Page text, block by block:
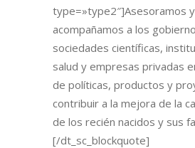
type=»type2″]Asesoramos y
acompañamos a los
sociedades científicas,
salud y empresas privadas
de políticas, productos y
contribuir a la mejora de la
de los recién nacidos y sus
[/dt_sc_blockquote]